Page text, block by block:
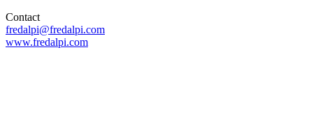
Contact
fredalpi@fredalpi.com
www.fredalpi.com